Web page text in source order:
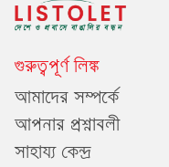
গুরুত্বপূর্ণ লিঙ্ক
আমাদের সম্পর্কে
আপনার প্রশ্নাবলী
সাহায্য কেন্দ্র